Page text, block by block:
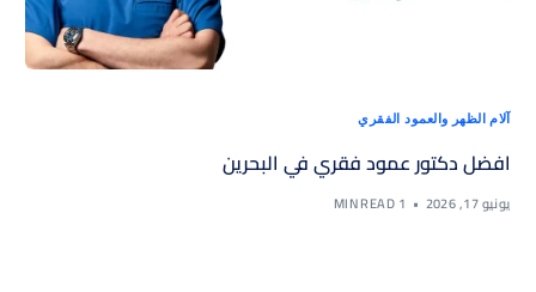
آلام الظهر والعمود الفقري
افضل دكتور عمود فقري في البحرين
يونيو 17, 2026 1 MIN READ